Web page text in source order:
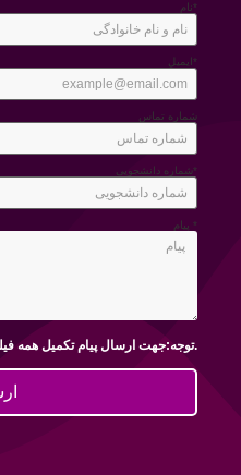
نام*
ایمیل*
شماره تماس
شماره دانشجویی*
پیام *
توجه:جهت ارسال پیام تکمیل همه فیلد ها الزامیست.